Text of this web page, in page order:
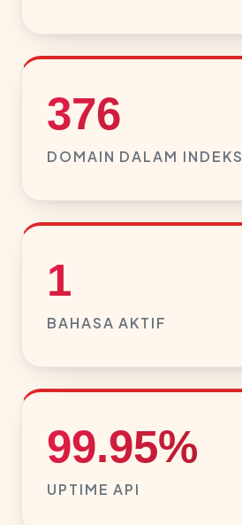
376
DOMAIN DALAM INDEKS
1
BAHASA AKTIF
99.95%
UPTIME API